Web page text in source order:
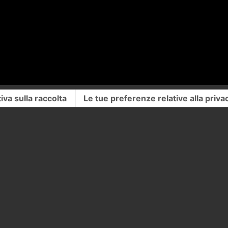
sulla raccolta Le tue preferenze relative alla